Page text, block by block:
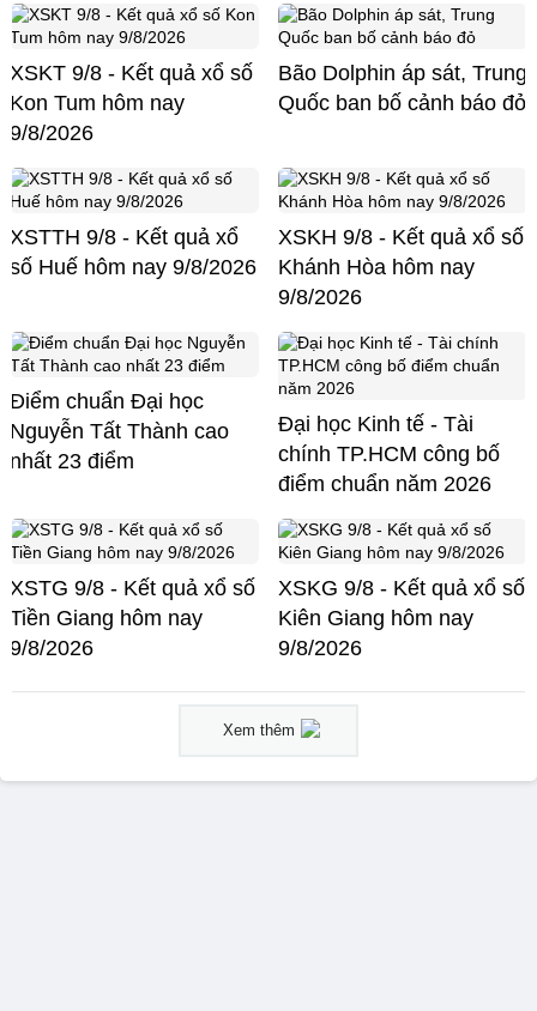
XSKT 9/8 - Kết quả xổ số
Kon Tum hôm nay
9/8/2026
Bão Dolphin áp sát, Trung
Quốc ban bố cảnh báo đỏ
XSTTH 9/8 - Kết quả xổ
số Huế hôm nay 9/8/2026
XSKH 9/8 - Kết quả xổ số
Khánh Hòa hôm nay
9/8/2026
Điểm chuẩn Đại học
Nguyễn Tất Thành cao
nhất 23 điểm
Đại học Kinh tế - Tài
chính TP.HCM công bố
điểm chuẩn năm 2026
XSTG 9/8 - Kết quả xổ số
Tiền Giang hôm nay
9/8/2026
XSKG 9/8 - Kết quả xổ số
Kiên Giang hôm nay
9/8/2026
Xem thêm